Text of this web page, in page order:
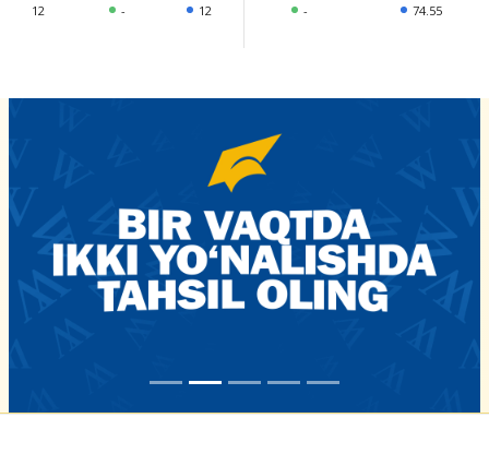
12 - 12 - 74.55